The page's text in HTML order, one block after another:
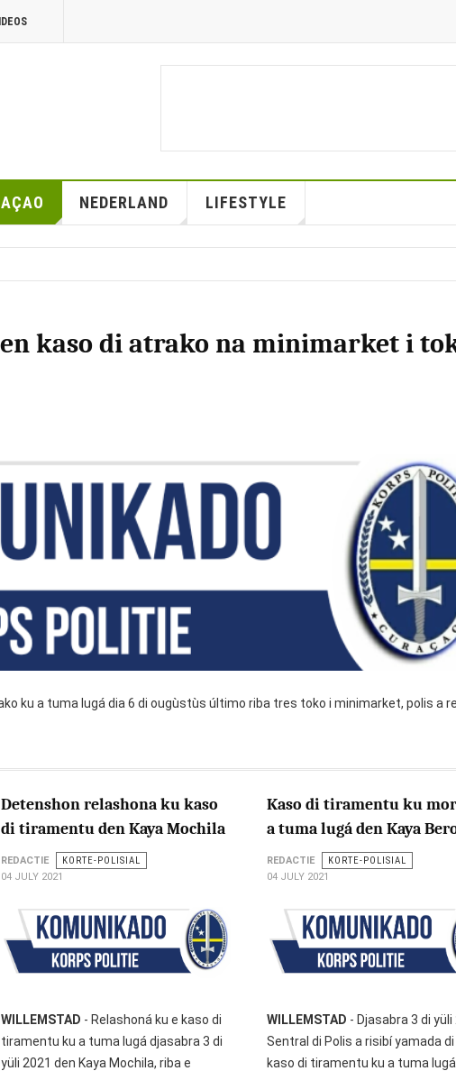
NEDERLAND LIFESTYLE
kaso di atrako na minimarket i
ku a tuma lugá dia 6 di ougùstùs último riba tres toko i minimarket, polis a
Detenshon relashona ku kaso
di tiramentu den Kaya Mochila
REDACTIE
KORTE-POLISIAL
04 JULY 2021
WILLEMSTAD - Relashoná ku e kaso di
tiramentu ku a tuma lugá djasabra 3 di
yüli 2021 den Kaya Mochila, riba e
Kaso di tiramentu ku
a tuma lugá den Kaya
REDACTIE
KORTE-POLISIAL
04 JULY 2021
WILLEMSTAD - Djasabra 3 di yüli
Sentral di Polis a risibí yamada di
kaso di tiramentu ku a tuma